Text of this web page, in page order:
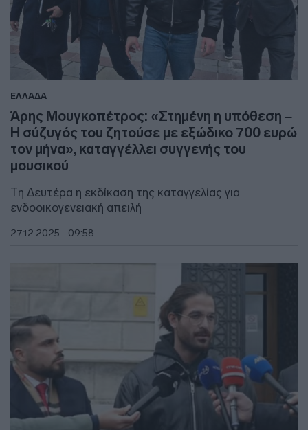
ΕΛΛΑΔΑ
Άρης Μουγκοπέτρος: «Στημένη η υπόθεση –
Η σύζυγός του ζητούσε με εξώδικο 700 ευρώ
τον μήνα», καταγγέλλει συγγενής του
μουσικού
Τη Δευτέρα η εκδίκαση της καταγγελίας για
ενδοοικογενειακή απειλή
27.12.2025 - 09:58